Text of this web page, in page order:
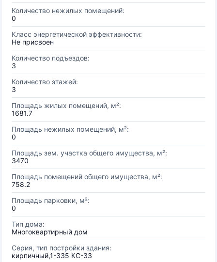
Количество нежилых помещений:
0
Класс энергетической эффективности:
Не присвоен
Количество подъездов:
3
Количество этажей:
3
Площадь жилых помещений, м²:
1681.7
Площадь нежилых помещений, м²:
0
Площадь зем. участка общего имущества, м²:
3470
Площадь помещений общего имущества, м²:
758.2
Площадь парковки, м²:
0
Тип дома:
Многоквартирный дом
Серия, тип постройки здания:
кирпичный,1-335 КС-33